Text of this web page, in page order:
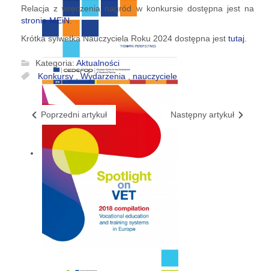
Relacja z wręczenia nagród w konkursie dostępna jest na
stronie MEiN.
Krótka sylwetka Nauczyciela Roku 2024 dostępna jest tutaj.
Kategoria: Aktualności
Konkursy
Wydarzenia nauczyciele
Poprzedni artykuł Następny artykuł